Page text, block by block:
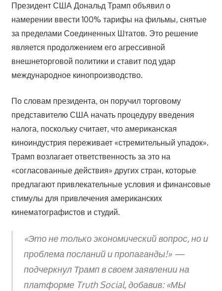
Президент США Дональд Трамп объявил о
намерении ввести 100% тарифы на фильмы, снятые
за пределами Соединенных Штатов. Это решение
является продолжением его агрессивной
внешнеторговой политики и ставит под удар
международное кинопроизводство.
По словам президента, он поручил торговому
представителю США начать процедуру введения
налога, поскольку считает, что американская
киноиндустрия переживает «стремительный упадок».
Трамп возлагает ответственность за это на
«согласованные действия» других стран, которые
предлагают привлекательные условия и финансовые
стимулы для привлечения американских
кинематографистов и студий.
«Это не только экономический вопрос, но и
проблема посланий и пропаганды!» —
подчеркнул Трамп в своем заявлении на
платформе Truth Social, добавив: «МЫ